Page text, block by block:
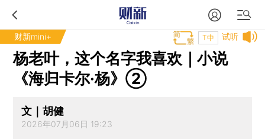
财新mini+ 试听
T中
杨老叶，这个名字我喜欢｜小说
《海归卡尔·杨》②
文｜胡健
2026年07月06日 19:23